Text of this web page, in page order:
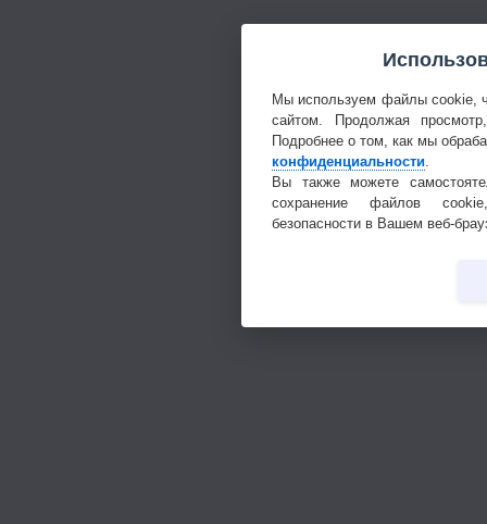
Мы используем файлы cookie,
сайтом. Продолжая
Подробнее о том, как мы
конфиденциальности
Вы также можете
сохранение файлов
безопасности в Вашем веб-